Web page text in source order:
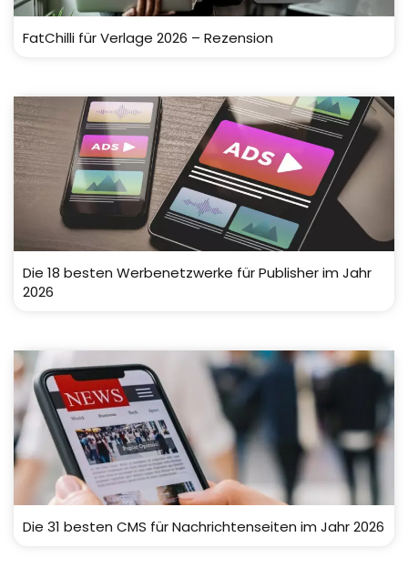
FatChilli für Verlage 2026 – Rezension
Die 18 besten Werbenetzwerke für Publisher im Jahr
2026
Die 31 besten CMS für Nachrichtenseiten im Jahr 2026